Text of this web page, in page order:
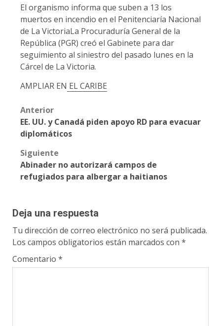
El organismo informa que suben a 13 los
muertos en incendio en el Penitenciaría Nacional
de La VictoriaLa Procuraduría General de la
República (PGR) creó el Gabinete para dar
seguimiento al siniestro del pasado lunes en la
Cárcel de La Victoria.
AMPLIAR EN EL CARIBE
Post
navigation
Anterior
EE. UU. y Canadá piden apoyo RD para evacuar
diplomáticos
Siguiente
Abinader no autorizará campos de
refugiados para albergar a haitianos
Deja una respuesta
Tu dirección de correo electrónico no será publicada.
Los campos obligatorios están marcados con *
Comentario *